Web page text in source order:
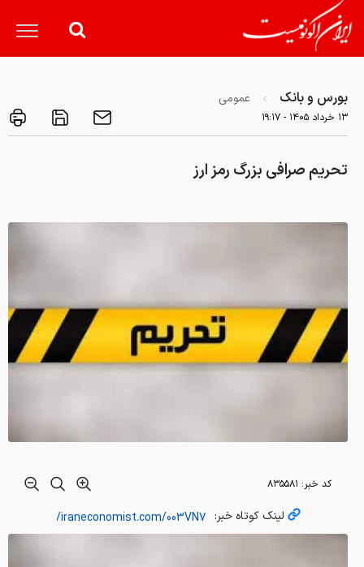
بورس و بانک عمومی
۱۳ خرداد ۱۴۰۵ - ۱۹:۱۷
تحریم صرافی بزرگ رمز ارز
کد خبر: ۸۳۵۵۸۱
لینک کوتاه خبر: